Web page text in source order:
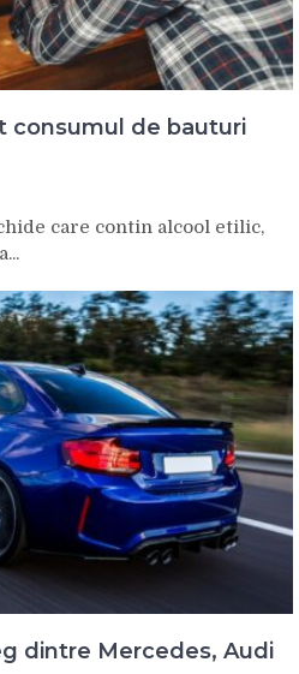
consumul de bauturi
care contin alcool etilic,
dintre Mercedes, Audi